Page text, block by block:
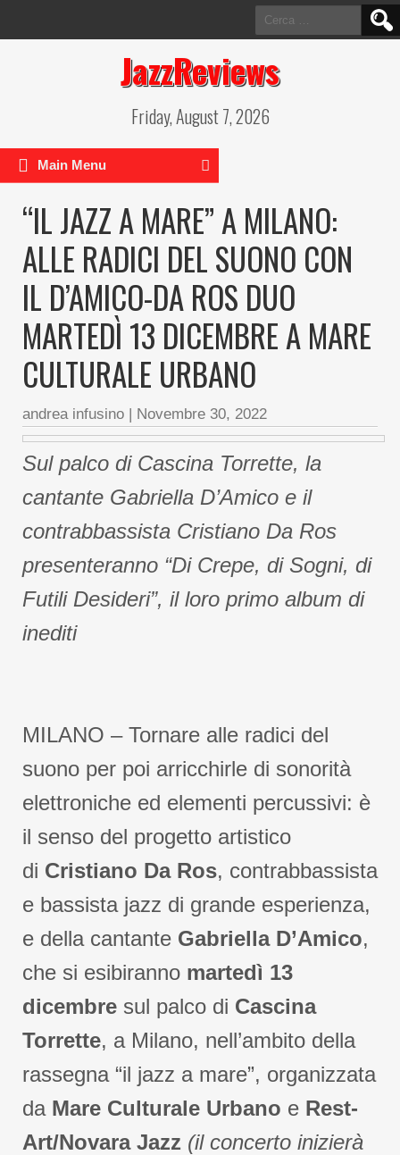
Ricerca
per:
JazzReviews
Friday, August 7, 2026
Main Menu
“IL JAZZ A MARE” A MILANO:
ALLE RADICI DEL SUONO CON
IL D’AMICO-DA ROS DUO
MARTEDÌ 13 DICEMBRE A MARE
CULTURALE URBANO
andrea infusino | Novembre 30, 2022
Sul palco di Cascina Torrette, la
cantante Gabriella D’Amico e il
contrabbassista Cristiano Da Ros
presenteranno “Di Crepe, di Sogni, di
Futili Desideri”, il loro primo album di
inediti
MILANO – Tornare alle radici del
suono per poi arricchirle di sonorità
elettroniche ed elementi percussivi: è
il senso del progetto artistico
di Cristiano Da Ros, contrabbassista
e bassista jazz di grande esperienza,
e della cantante Gabriella D’Amico,
che si esibiranno martedì 13
dicembre sul palco di Cascina
Torrette, a Milano, nell’ambito della
rassegna “il jazz a mare”, organizzata
da Mare Culturale Urbano e Rest-
Art/Novara Jazz (il concerto inizierà